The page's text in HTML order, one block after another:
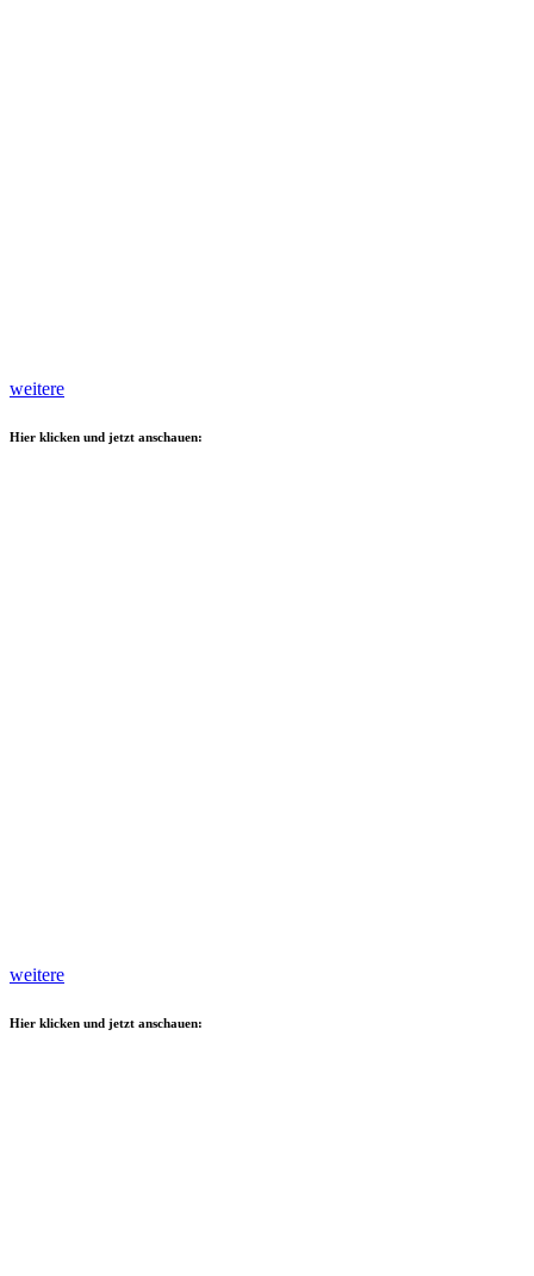
weitere
Hier klicken und jetzt anschauen:
weitere
Hier klicken und jetzt anschauen: